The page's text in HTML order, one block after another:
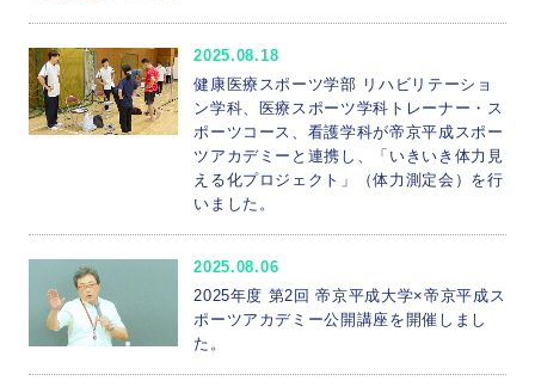
2025.08.18
健康医療スポーツ学部 リハビリテーショ
ン学科、医療スポーツ学科トレーナー・ス
ポーツコース、看護学科が帝京平成スポー
ツアカデミーと連携し、「いきいき体力見
える化プロジェクト」（体力測定会）を行
いました。
2025.08.06
2025年度 第2回 帝京平成大学×帝京平成ス
ポーツアカデミー公開講座を開催しまし
た。